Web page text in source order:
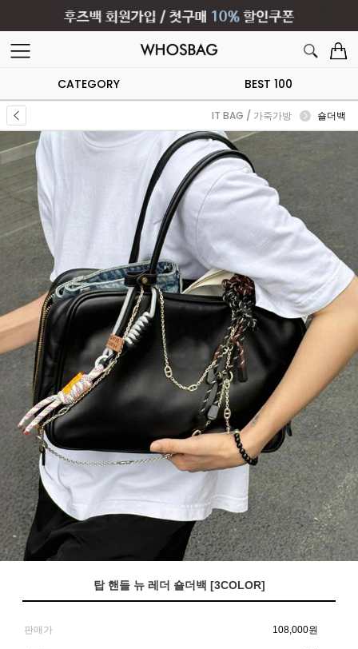
CATEGORY BEST 100
IT BAG / 가죽가방 숄더백
탑 핸들 뉴 레더 숄더백 [3COLOR]
판매가 108,000원